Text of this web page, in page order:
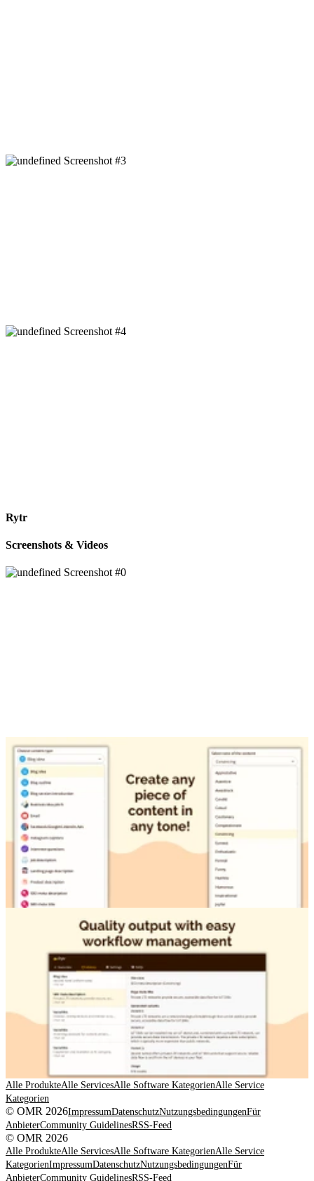
Rytr
Screenshots & Videos
Alle ProdukteAlle ServicesAlle Software KategorienAlle Service
Kategorien
© OMR 2026ImpressumDatenschutzNutzungsbedingungenFür
AnbieterCommunity GuidelinesRSS-Feed
© OMR 2026
Alle ProdukteAlle ServicesAlle Software KategorienAlle Service
KategorienImpressumDatenschutzNutzungsbedingungenFür
AnbieterCommunity GuidelinesRSS-Feed